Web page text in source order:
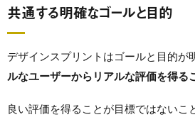
共通する明確なゴールと目的
デザインスプリントはゴールと目的が
ルなユーザーからリアルな評価を得る
良い評価を得ることが目標ではないこ